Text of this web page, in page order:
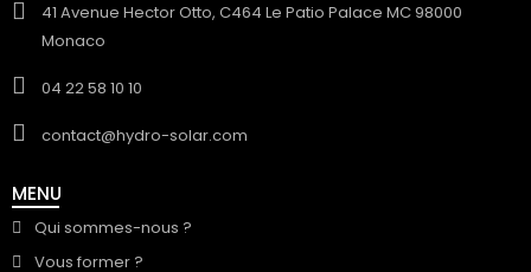
41 Avenue Hector Otto, C464 Le Patio Palace MC 98000
Monaco
04 22 58 10 10
contact@hydro-solar.com
MENU
Qui sommes-nous ?
Vous former ?